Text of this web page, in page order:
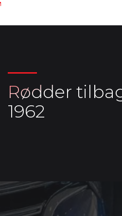
Rødder
1962